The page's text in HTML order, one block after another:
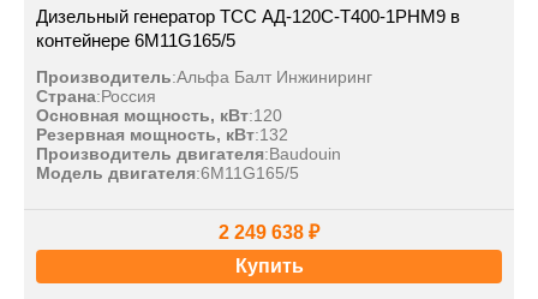
Дизельный генератор ТСС АД-120С-Т400-1РНМ9 в
контейнере 6M11G165/5
Производитель:Альфа Балт Инжиниринг
Страна:Россия
Основная мощность, кВт:120
Резервная мощность, кВт:132
Производитель двигателя:Baudouin
Модель двигателя:6M11G165/5
2 249 638 ₽
Купить